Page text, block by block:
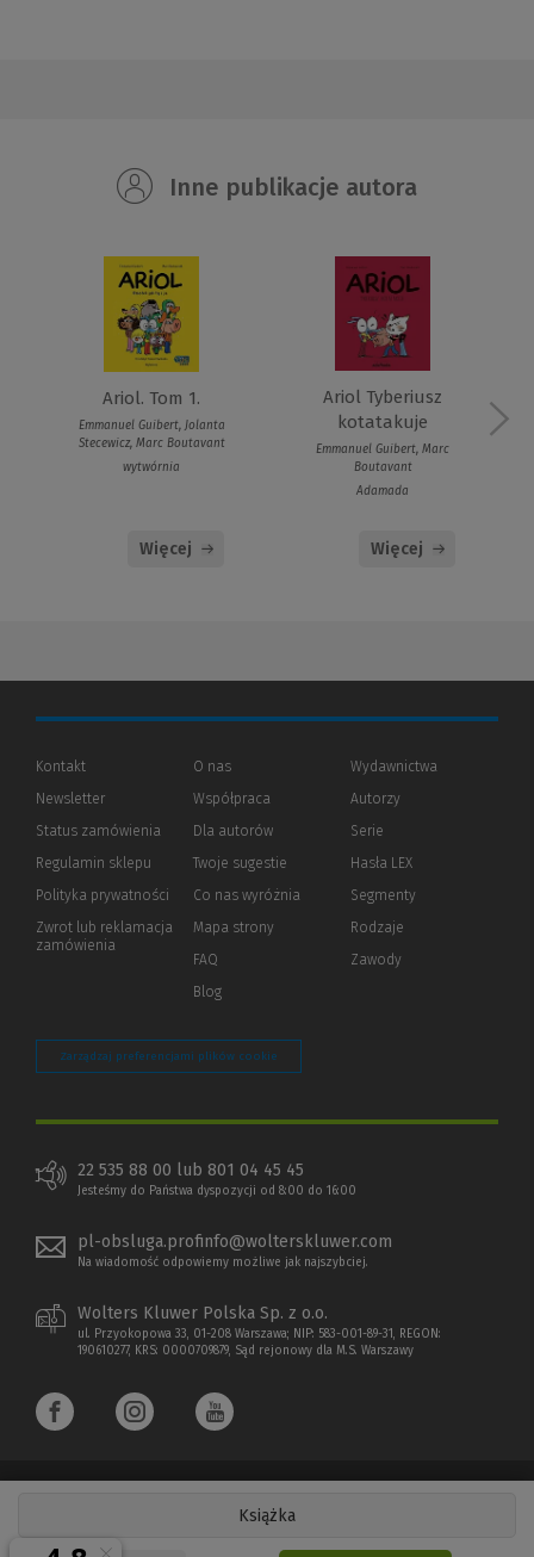
Książka
Inne publikacje autora
Ariol. Tom 1.
Emmanuel Guibert, Jolanta
Stecewicz, Marc Boutavant
wytwórnia
Więcej
Ariol Tyberiusz
kotatakuje
Emmanuel Guibert, Marc
Boutavant
Adamada
Więcej
Kontakt
Newsletter
Status zamówienia
Regulamin sklepu
Polityka prywatności (Nowe
(Link
innej
Zwrot lub reklamacja
zamówienia
O nas
Współpraca
Dla autorów(Nowe
(Link
innej
strony)
Twoje sugestie
Co nas wyróżnia
Mapa strony
FAQ
Blog
Wydawnictwa
Autorzy
Serie
Hasła LEX
Segmenty
Rodzaje
Zawody
Zarządzaj preferencjami plików cookie
22 535 88 00 lub 801 04 45 45
Jesteśmy do Państwa dyspozycji od 8:00 do 16:00
pl-obsluga.profinfo@wolterskluwer.com
Na wiadomość odpowiemy możliwe jak najszybciej.
Wolters Kluwer Polska Sp. z o.o.
ul. Przyokopowa 33, 01-208 Warszawa; NIP: 583-001-89-31, REGON:
190610277, KRS: 0000709879, Sąd rejonowy dla M.S. Warszawy
Copyright 1997 - 2026 Wolters Kluwer Polska Sp. z o.o.